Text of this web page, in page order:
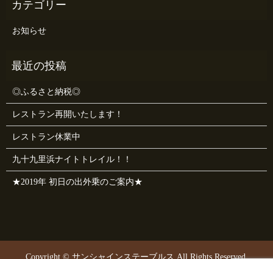
お知らせ
◎ふるさと納税◎
レストラン再開いたします！
レストラン休業中
九十九里浜ナイトトレイル！！
★2019年 初日の出外乗のご案内★
Copyright © サンシャインステーブルス All Rights Reserved.